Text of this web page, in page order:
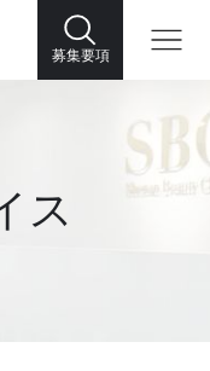
募集要項
ス